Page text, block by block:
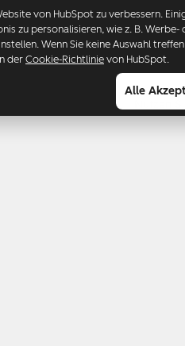
von HubSpot zu verbessern.
zu personalisieren, wie z. B.
Wenn Sie keine Auswahl
derCookie-Richtlinie von HubSpot.
Alle
Nutzen